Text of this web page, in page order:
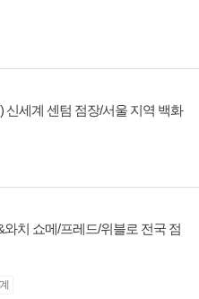
신세계 센텀 점장/서울 지역 백화
와치 쇼메/프레드/위블로 전국 점